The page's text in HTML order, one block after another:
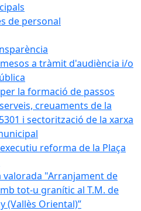
de personal
a tràmit d'audiència i/o
la formació de passos
creuaments de la
i sectorització de la xarxa
reforma de la Plaça
valorada "Arranjament de
tot-u granític al T.M. de
(Vallès Oriental)”